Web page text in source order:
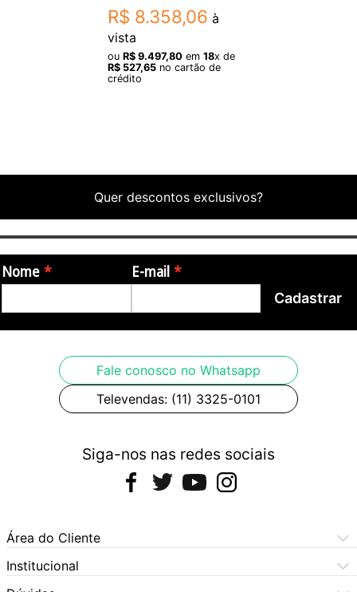
R$ 8.358,06 à
vista
ou R$ 9.497,80 em 18x de
R$ 527,65 no cartão de
crédito
Quer descontos exclusivos?
Nome E-mail
Cadastrar
Fale conosco no Whatsapp
Televendas: (11) 3325-0101
Siga-nos nas redes sociais
Área do Cliente
Meus Pedidos
Meus Dados
Institucional
Central de Atendimento